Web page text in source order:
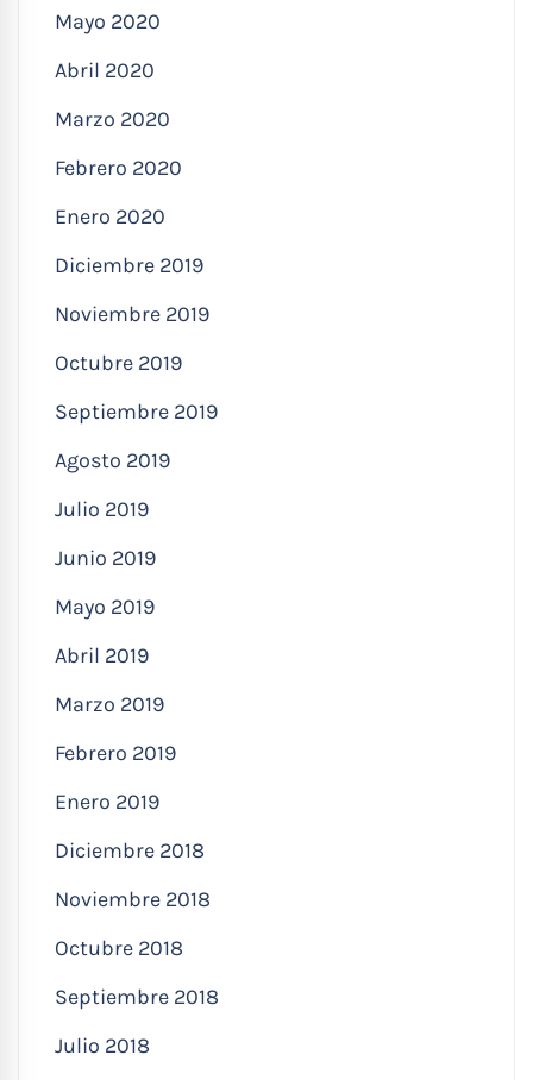
Mayo 2020
Abril 2020
Marzo 2020
Febrero 2020
Enero 2020
Diciembre 2019
Noviembre 2019
Octubre 2019
Septiembre 2019
Agosto 2019
Julio 2019
Junio 2019
Mayo 2019
Abril 2019
Marzo 2019
Febrero 2019
Enero 2019
Diciembre 2018
Noviembre 2018
Octubre 2018
Septiembre 2018
Julio 2018